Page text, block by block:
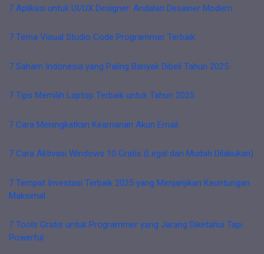
7 Aplikasi untuk UI/UX Designer: Andalan Desainer Modern
7 Tema Visual Studio Code Programmer Terbaik
7 Saham Indonesia yang Paling Banyak Dibeli Tahun 2025
7 Tips Memilih Laptop Terbaik untuk Tahun 2025
7 Cara Meningkatkan Keamanan Akun Email
7 Cara Aktivasi Windows 10 Gratis (Legal dan Mudah Dilakukan)
7 Tempat Investasi Terbaik 2025 yang Menjanjikan Keuntungan
Maksimal
7 Tools Gratis untuk Programmer yang Jarang Diketahui Tapi
Powerful